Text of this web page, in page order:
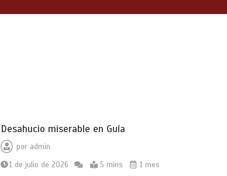
Desahucio miserable en Guía
por admin
1 de julio de 2026
5 mins
1 mes